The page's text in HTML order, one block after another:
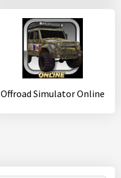
Offroad Simulator Online